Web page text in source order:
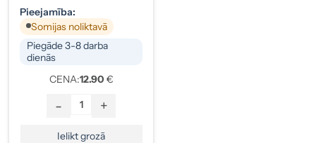
Pieejamība:
Somijas noliktavā
Piegāde 3-8 darba
dienās
CENA:12.90 €
- +
Ielikt grozā